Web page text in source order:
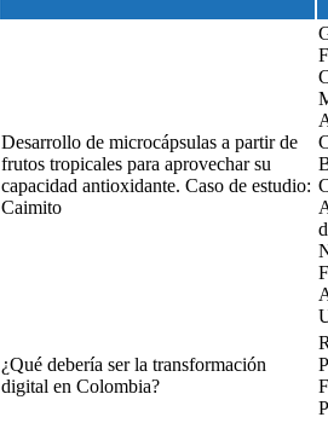
Desarrollo de microcápsulas a partir de
frutos tropicales para aprovechar su
capacidad antioxidante. Caso de estudio:
Caimito
¿Qué debería ser la transformación
digital en Colombia?